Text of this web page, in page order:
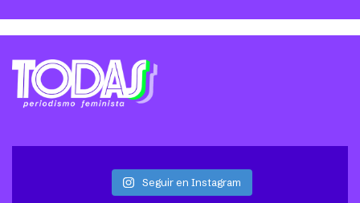
Seguir en Instagram